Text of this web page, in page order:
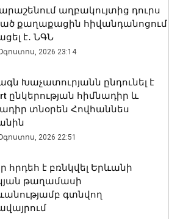
աղբակույտից դուրս
քաղաքացին հիվանդանոցում
է․ ՆԳՆ
2026 23:14
Խաչատուրյանն ընդունել է
ընկերության հիմնադիր և
տնօրեն Հովհաննես
2026 22:51
հրդեհ է բռնկվել Երևանի
թաղամասի
գտնվող